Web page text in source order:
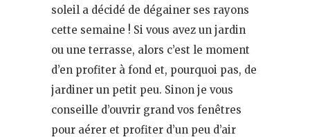
soleil a décidé de dégainer ses rayons
cette semaine ! Si vous avez un jardin
ou une terrasse, alors c’est le moment
d’en profiter à fond et, pourquoi pas, de
jardiner un petit peu. Sinon je vous
conseille d’ouvrir grand vos fenêtres
pour aérer et profiter d’un peu d’air